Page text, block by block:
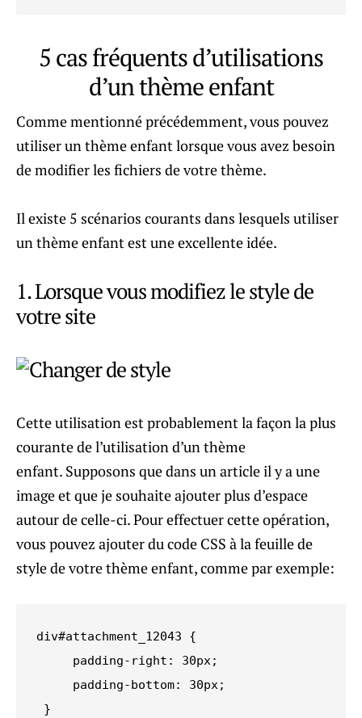
5 cas fréquents d’utilisations
d’un thème enfant
Comme mentionné précédemment, vous pouvez
utiliser un thème enfant lorsque vous avez besoin
de modifier les fichiers de votre thème.
Il existe 5 scénarios courants dans lesquels utiliser
un thème enfant est une excellente idée.
1. Lorsque vous modifiez le style de
votre site
Cette utilisation est probablement la façon la plus
courante de l’utilisation d’un thème
enfant. Supposons que dans un article il y a une
image et que je souhaite ajouter plus d’espace
autour de celle-ci. Pour effectuer cette opération,
vous pouvez ajouter du code CSS à la feuille de
style de votre thème enfant, comme par exemple:
div#attachment_12043 {
     padding-right: 30px;
     padding-bottom: 30px;
}